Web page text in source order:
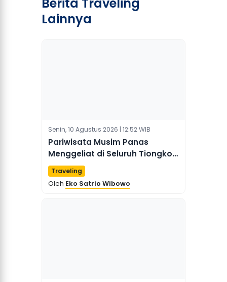
Berita Traveling
Lainnya
Senin, 10 Agustus 2026 | 12:52 WIB
Pariwisata Musim Panas
Menggeliat di Seluruh Tiongkok
Seiring Daya Tarik Khas yang
Mendorong Lonjakan
Perjalanan di Kabupaten
Traveling
Oleh Eko Satrio Wibowo